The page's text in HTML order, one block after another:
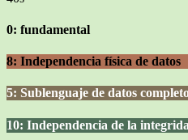
0: fundamental
8: Independencia física de datos
5: Sublenguaje de datos
10: Independencia de la